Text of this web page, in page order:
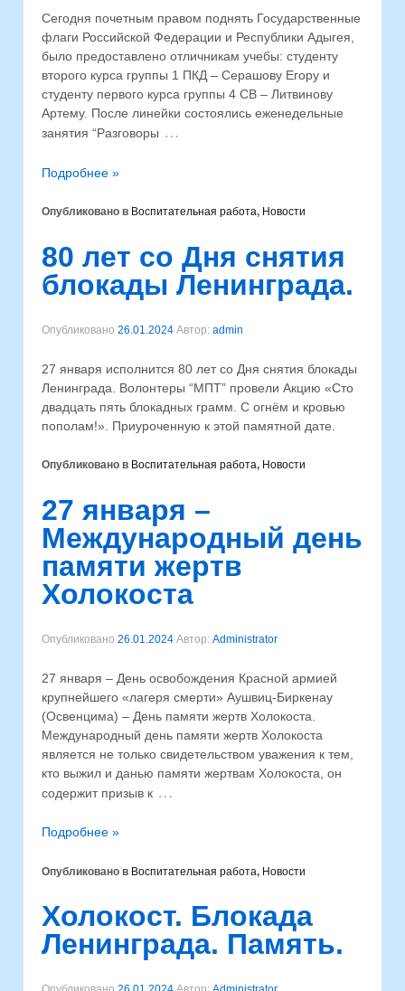
Сегодня почетным правом поднять Государственные
флаги Российской Федерации и Республики Адыгея,
было предоставлено отличникам учебы: студенту
второго курса группы 1 ПКД – Серашову Егору и
студенту первого курса группы 4 СВ – Литвинову
Артему. После линейки состоялись еженедельные
занятия “Разговоры …
Подробнее »
Опубликовано в Воспитательная работа, Новости
80 лет со Дня снятия
блокады Ленинграда.
Опубликовано 26.01.2024 Автор: admin
27 января исполнится 80 лет со Дня снятия блокады
Ленинграда. Волонтеры “МПТ” провели Акцию «Сто
двадцать пять блокадных грамм. С огнём и кровью
пополам!». Приуроченную к этой памятной дате.
Опубликовано в Воспитательная работа, Новости
27 января –
Международный день
памяти жертв
Холокоста
Опубликовано 26.01.2024 Автор: Administrator
27 января – День освобождения Красной армией
крупнейшего «лагеря смерти» Аушвиц-Биркенау
(Освенцима) – День памяти жертв Холокоста.
Международный день памяти жертв Холокоста
является не только свидетельством уважения к тем,
кто выжил и данью памяти жертвам Холокоста, он
содержит призыв к …
Подробнее »
Опубликовано в Воспитательная работа, Новости
Холокост. Блокада
Ленинграда. Память.